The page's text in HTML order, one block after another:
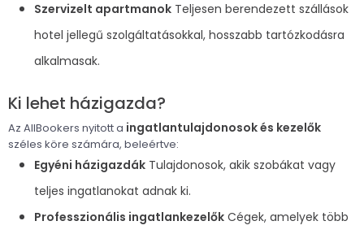
Szervizelt apartmanok Teljesen berendezett szállások
hotel jellegű szolgáltatásokkal, hosszabb tartózkodásra
alkalmasak.
Ki lehet házigazda?
Az AllBookers nyitott a ingatlantulajdonosok és kezelők
széles köre számára, beleértve:
Egyéni házigazdák Tulajdonosok, akik szobákat vagy
teljes ingatlanokat adnak ki.
Professzionális ingatlankezelők Cégek, amelyek több